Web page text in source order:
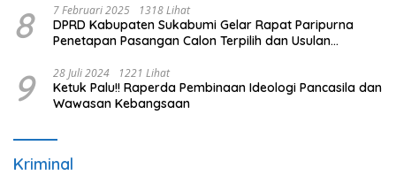
8 7 Februari 2025 1318 Lihat
DPRD Kabupaten Sukabumi Gelar Rapat Paripurna
Penetapan Pasangan Calon Terpilih dan Usulan
9 28 Juli 2024 1221 Lihat
Ketuk Palu!! Raperda Pembinaan Ideologi Pancasila dan
Wawasan Kebangsaan
Kriminal